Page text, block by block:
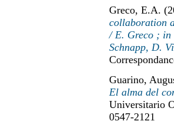
Greco, E.A.
collaboration
/ E. Greco ; in
Schnapp, D.
Guarino,
El alma del
Universitario
0547-2121